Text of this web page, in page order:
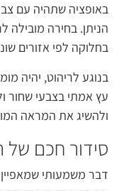
באופציה שתהיה עם
הניתן. בחירה מובילה
בחלוקה לפי אזורים
בנוגע לריהוט, יהיה
עץ אמתי בצבעי שחור
ולהשיג את המראה
סידור חכם
דבר משמעותי שמאפיין